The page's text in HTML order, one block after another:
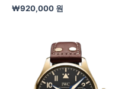
₩920,000 원